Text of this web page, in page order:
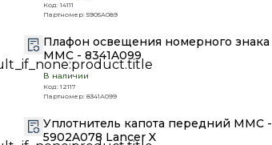
Код: 14111
Партномер: 5905A089
Плафон освещения номерного знака
MMC - 8341A099
В наличии
Код: 12117
Партномер: 8341A099
Уплотнитель капота передний MMC -
5902A078 Lancer X